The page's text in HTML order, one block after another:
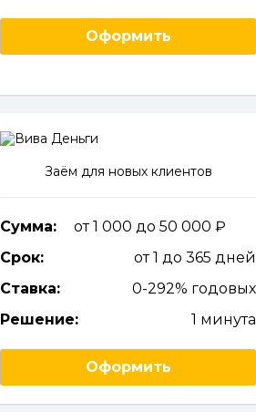
Оформить
Заём для новых клиентов
Сумма:
от 1 000 до 50 000
Срок:
от 1 до 365 дней
Ставка:
0-292% годовых
Решение:
1 минута
Оформить